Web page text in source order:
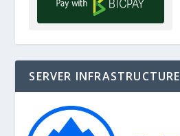
SERVER INFRASTRUCTURE